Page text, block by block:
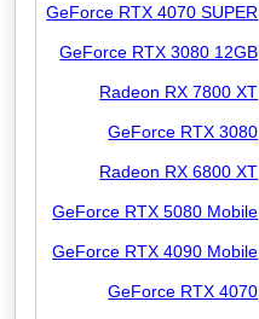
GeForce RTX 4070 SUPER
GeForce RTX 3080 12GB
Radeon RX 7800 XT
GeForce RTX 3080
Radeon RX 6800 XT
GeForce RTX 5080 Mobile
GeForce RTX 4090 Mobile
GeForce RTX 4070